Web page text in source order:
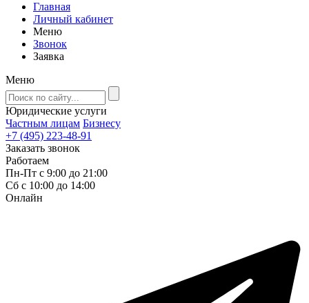
Главная
Личный кабинет
Меню
Звонок
Заявка
Меню
Юридические услуги
Частным лицам Бизнесу
+7 (495) 223-48-91
Заказать звонок
Работаем
Пн-Пт с 9:00 до 21:00
Сб с 10:00 до 14:00
Онлайн